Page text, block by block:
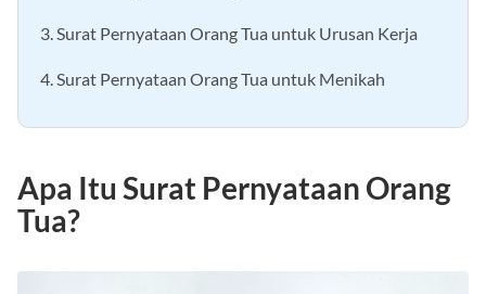
3. Surat Pernyataan Orang Tua untuk Urusan Kerja
4. Surat Pernyataan Orang Tua untuk Menikah
Apa Itu Surat Pernyataan Orang
Tua?